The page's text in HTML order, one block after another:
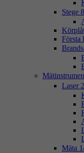
Stege 8
Första
Laser
Mäta